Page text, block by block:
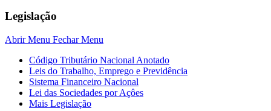
Legislação
Abrir Menu Fechar Menu
Código Tributário Nacional Anotado
Leis do Trabalho, Emprego e Previdência
Sistema Financeiro Nacional
Lei das Sociedades por Açôes
Mais Legislação